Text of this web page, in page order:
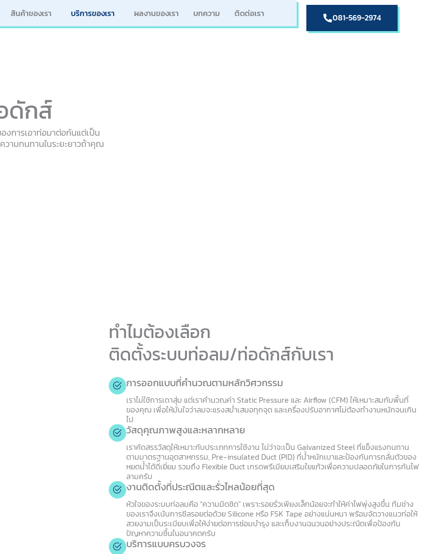
สินค้าของเรา บริการของเรา ผลงานของเรา บทความ ติดต่อเรา 081-569-2974
ดักส์
องการเอาท่อมาต่อกันแต่เป็น
วามทนทานในระยะยาวถ้าคุณ
ทำไมต้องเลือก
ติดตั้งระบบท่อลม/ท่อดักส์กับเรา
การออกแบบที่คำนวณตามหลักวิศวกรรม
เราไม่ใช้การเดาสุ่ม แต่เราคำนวณค่า Static Pressure และ Airflow (CFM) ให้เหมาะสมกับพื้นที่
ของคุณ เพื่อให้มั่นใจว่าลมจะแรงสม่ำเสมอทุกจุด และเครื่องปรับอากาศไม่ต้องทำงานหนักจนเกิน
ไป
วัสดุคุณภาพสูงและหลากหลาย
เราคัดสรรวัสดุให้เหมาะกับประเภทการใช้งาน ไม่ว่าจะเป็น Galvanized Steel ที่แข็งแรงทนทาน
ตามมาตรฐานอุตสาหกรรม, Pre-insulated Duct (PID) ที่น้ำหนักเบาและป้องกันการกลั่นตัวของ
หยดน้ำได้ดีเยี่ยม รวมถึง Flexible Duct เกรดพรีเมียมเสริมใยแก้วเพื่อความปลอดภัยในการกันไฟ
ลามครับ
งานติดตั้งที่ประณีตและรั่วไหลน้อยที่สุด
หัวใจของระบบท่อลมคือ "ความมิดชิด" เพราะรอยรั่วเพียงเล็กน้อยจะทำให้ค่าไฟพุ่งสูงขึ้น ทีมช่าง
ของเราจึงเน้นการซีลรอยต่อด้วย Silicone หรือ FSK Tape อย่างแน่นหนา พร้อมจัดวางแนวท่อให้
สวยงามเป็นระเบียบเพื่อให้ง่ายต่อการซ่อมบำรุง และเก็บงานฉนวนอย่างประณีตเพื่อป้องกัน
ปัญหาความชื้นในอนาคตครับ
บริการแบบครบวงจร